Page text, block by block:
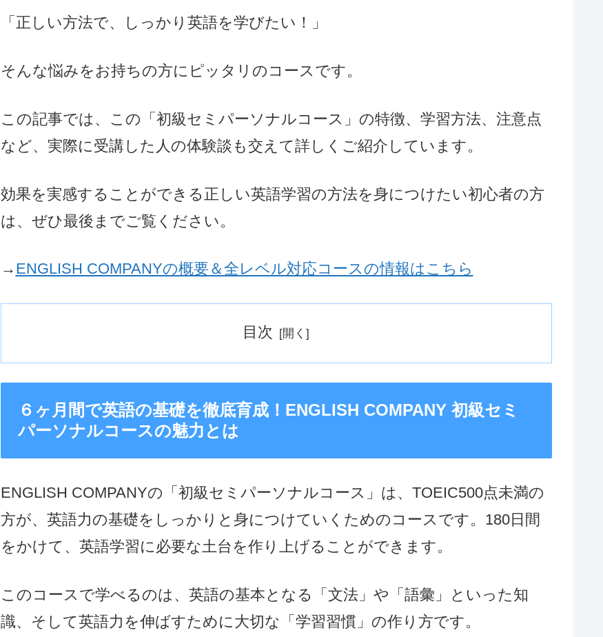
「正しい方法で、しっかり英語を学びたい！」
そんな悩みをお持ちの方にピッタリのコースです。
この記事では、この「初級セミパーソナルコース」の特徴、学習方法、注意点
など、実際に受講した人の体験談も交えて詳しくご紹介しています。
効果を実感することができる正しい英語学習の方法を身につけたい初心者の方
は、ぜひ最後までご覧ください。
→ ENGLISH COMPANYの概要＆全レベル対応コースの情報はこちら
目次
６ヶ月間で英語の基礎を徹底育成！ENGLISH COMPANY 初級セミ
パーソナルコースの魅力とは
ENGLISH COMPANYの「初級セミパーソナルコース」は、TOEIC500点未満の
方が、英語力の基礎をしっかりと身につけていくためのコースです。180日間
をかけて、英語学習に必要な土台を作り上げることができます。
このコースで学べるのは、英語の基本となる「文法」や「語彙」といった知
識、そして英語力を伸ばすために大切な「学習習慣」の作り方です。